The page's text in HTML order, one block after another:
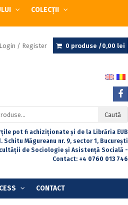
COLECȚII
Login / Register 0 produse /0,00 lei
Caută
pot fi achiziționate și de la Librăria EUB
Schitu Măgureanu nr. 9, sector 1, București
de Sociologie și Asistență Socială -
Contact: +4 0760 013 746
CONTACT